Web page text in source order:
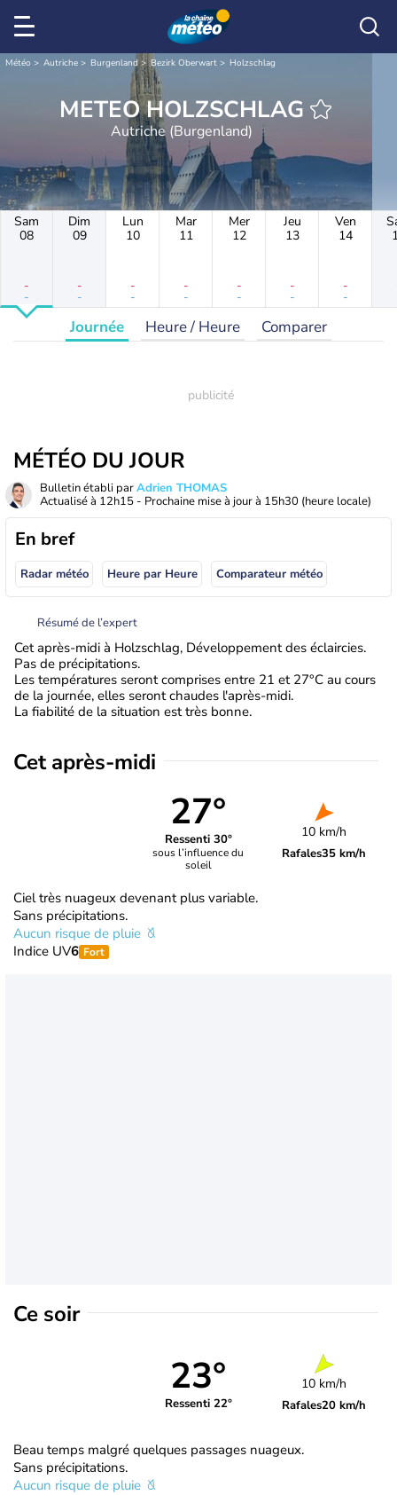
Météo Autriche Burgenland Bezirk Oberwart Holzschlag
METEO HOLZSCHLAG
Autriche (Burgenland)
Sam
08
-
-
Dim
09
-
-
Lun
10
-
-
Mar
11
-
-
Mer
12
-
-
Jeu
13
-
-
Ven
14
-
-
Journée Heure / Heure Comparer
MÉTÉO DU JOUR
Bulletin établi parAdrien THOMAS
Actualisé à 12h15 - Prochaine mise à jour à 15h30 (heure locale)
En bref
Radar météo Heure par Heure Comparateur météo
Résumé de l’expert
Cet après-midi à Holzschlag, Développement des éclaircies.
Pas de précipitations.
Les températures seront comprises entre 21 et 27°C au cours
de la journée, elles seront chaudes l'après-midi.
La fiabilité de la situation est très bonne.
Cet après-midi
27°
Ressenti 30°
sous l’influence du
soleil
10 km/h
Rafales35 km/h
Ciel très nuageux devenant plus variable.
Sans précipitations.
Aucun risque de pluie
Indice UV6 Fort
Ce soir
23°
Ressenti 22°
10 km/h
Rafales20 km/h
Beau temps malgré quelques passages nuageux.
Sans précipitations.
Aucun risque de pluie